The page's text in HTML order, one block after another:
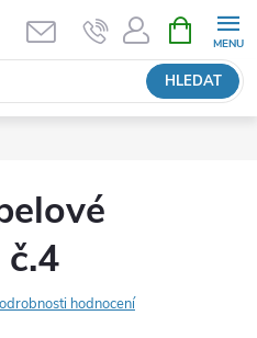
HLEDAT
NÁKUPNÍ
KOŠÍK
hodnocení